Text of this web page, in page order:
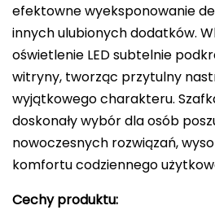
efektowne wyeksponowanie
innych ulubionych dodatków.
oświetlenie LED subtelnie
witryny, tworząc przytulny
wyjątkowego charakteru.
doskonały wybór dla osób
nowoczesnych rozwiązań,
komfortu codziennego
Cechy produktu: